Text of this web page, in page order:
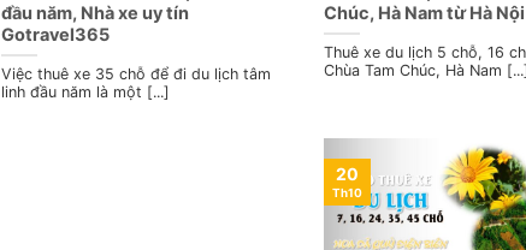
đầu năm, Nhà xe uy tín
Gotravel365
Việc thuê xe 35 chỗ để đi du lịch tâm
linh đầu năm là một [...]
Chúc, Hà Nam từ Hà Nội
Thuê xe du lịch 5 chỗ, 16
Chùa Tam Chúc, Hà Nam [...]
20
Th10